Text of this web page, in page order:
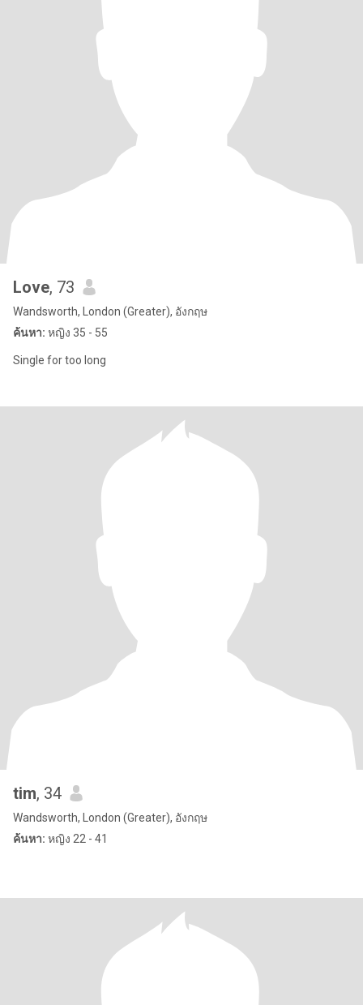
Love, 73
Wandsworth, London (Greater), อังกฤษ
ค้นหา: หญิง 35 - 55
Single for too long
tim, 34
Wandsworth, London (Greater), อังกฤษ
ค้นหา: หญิง 22 - 41